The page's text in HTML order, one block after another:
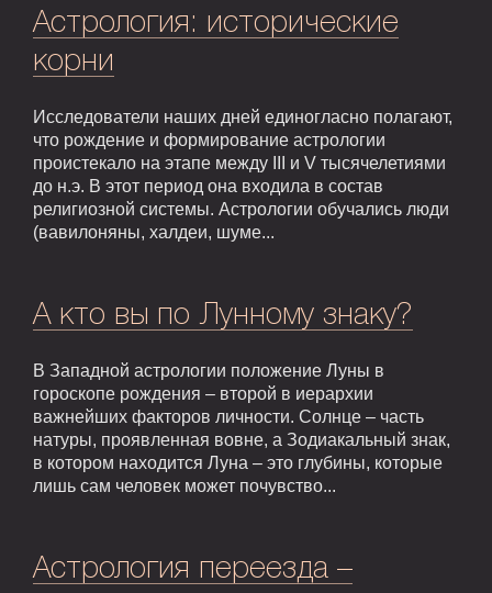
Астрология: исторические
корни
Исследователи наших дней единогласно полагают,
что рождение и формирование астрологии
проистекало на этапе между III и V тысячелетиями
до н.э. В этот период она входила в состав
религиозной системы. Астрологии обучались люди
(вавилоняны, халдеи, шуме...
А кто вы по Лунному знаку?
В Западной астрологии положение Луны в
гороскопе рождения – второй в иерархии
важнейших факторов личности. Солнце – часть
натуры, проявленная вовне, а Зодиакальный знак,
в котором находится Луна – это глубины, которые
лишь сам человек может почувство...
Астрология переезда –